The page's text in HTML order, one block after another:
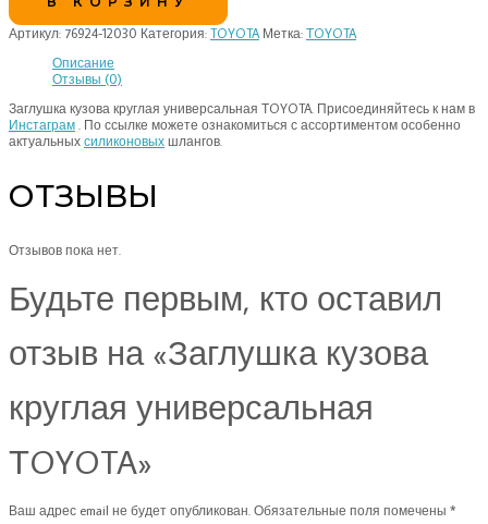
Артикул: 76924-12030 Категория: TOYOTA Метка: ТOYOTA
Описание
Отзывы (0)
Заглушка кузова круглая универсальная ТOYOTA. Присоединяйтесь к нам в
Инстаграм . По ссылке можете ознакомиться с ассортиментом особенно
актуальных силиконовых шлангов.
ОТЗЫВЫ
Отзывов пока нет.
Будьте первым, кто оставил
отзыв на «Заглушка кузова
круглая универсальная
ТOYOTA»
Ваш адрес email не будет опубликован. Обязательные поля помечены *